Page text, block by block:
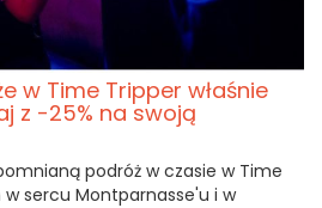
w Time Tripper właśnie
z -25% na swoją
podróż w czasie w Time
sercu Montparnasse'u i w